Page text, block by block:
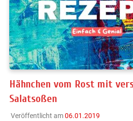
Hähnchen vom Rost mit
Salatsoßen
Veröffentlicht am06.01.2019